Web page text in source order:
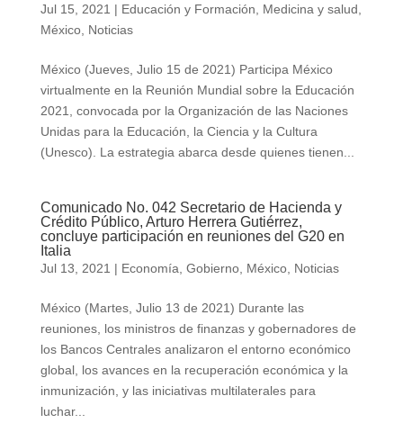
Jul 15, 2021 | Educación y Formación Medicina y salud
México, Noticias
México (Jueves, Julio 15 de 2021) Participa México
virtualmente en la Reunión Mundial sobre la Educación
2021, convocada por la Organización de las Naciones
Unidas para la Educación, la Ciencia y la Cultura
(Unesco). La estrategia abarca desde quienes tienen...
Comunicado No. 042 Secretario de Hacienda y
Crédito Público, Arturo Herrera Gutiérrez,
concluye participación en reuniones del G20 en
Italia
Jul 13, 2021 | Economía Gobierno, México, Noticias
México (Martes, Julio 13 de 2021) Durante las
reuniones, los ministros de finanzas y gobernadores de
los Bancos Centrales analizaron el entorno económico
global, los avances en la recuperación económica y la
inmunización, y las iniciativas multilaterales para
luchar...